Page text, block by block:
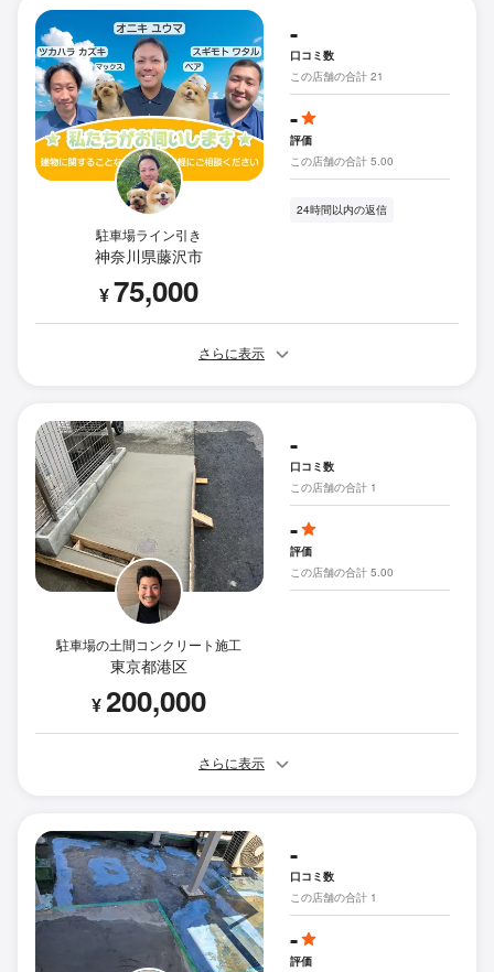
駐車場ライン引き
神奈川県藤沢市
¥75,000
-
口コミ数
この店舗の合計 21
-
評価
この店舗の合計 5.00
24時間以内の返信
さらに表示
駐車場の土間コンクリート施工
東京都港区
¥200,000
-
口コミ数
この店舗の合計 1
-
評価
この店舗の合計 5.00
さらに表示
-
口コミ数
この店舗の合計 1
-
評価